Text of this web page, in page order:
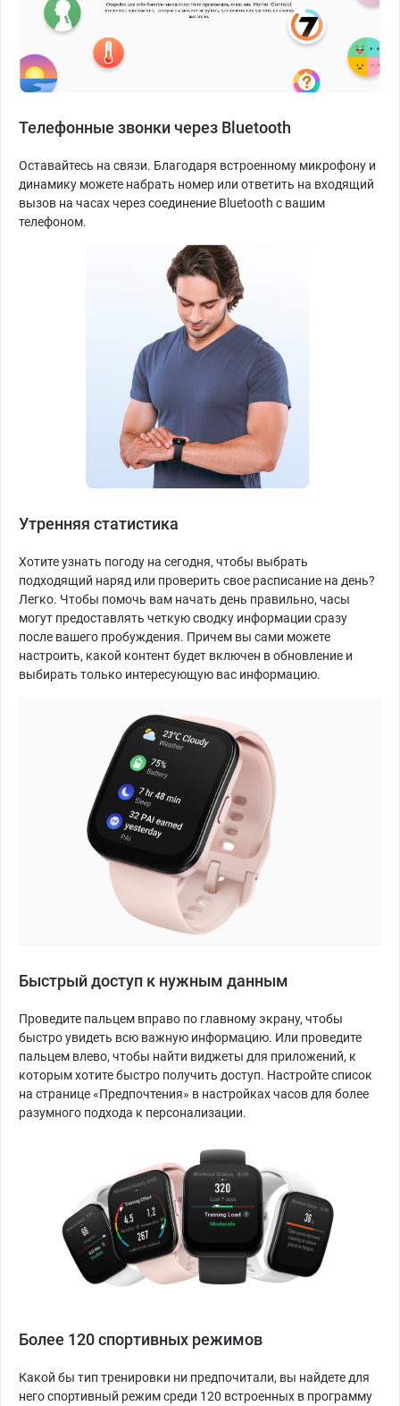
Телефонные звонки через Bluetooth
Оставайтесь на связи. Благодаря встроенному микрофону и
динамику можете набрать номер или ответить на входящий
вызов на часах через соединение Bluetooth с вашим
телефоном.
Утренняя статистика
Хотите узнать погоду на сегодня, чтобы выбрать
подходящий наряд или проверить свое расписание на день?
Легко. Чтобы помочь вам начать день правильно, часы
могут предоставлять четкую сводку информации сразу
после вашего пробуждения. Причем вы сами можете
настроить, какой контент будет включен в обновление и
выбирать только интересующую вас информацию.
Быстрый доступ к нужным данным
Проведите пальцем вправо по главному экрану, чтобы
быстро увидеть всю важную информацию. Или проведите
пальцем влево, чтобы найти виджеты для приложений, к
которым хотите быстро получить доступ. Настройте список
на странице «Предпочтения» в настройках часов для более
разумного подхода к персонализации.
Более 120 спортивных режимов
Какой бы тип тренировки ни предпочитали, вы найдете для
него спортивный режим среди 120 встроенных в программу